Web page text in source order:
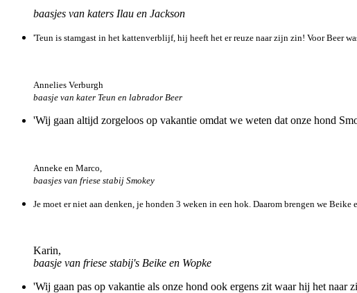
baasjes van katers Ilau en Jackson
'Teun is stamgast in het kattenverblijf, hij heeft het er reuze naar zijn zin! Voor Beer
Annelies Verburgh
baasje van kater Teun en labrador Beer
'Wij gaan altijd zorgeloos op vakantie omdat we weten dat onze hond
Anneke en Marco,
baasjes van friese stabij Smokey
Je moet er niet aan denken, je honden 3 weken in een hok. Daarom brengen we
Karin,
baasje van friese stabij's Beike en Wopke
'Wij gaan pas op vakantie als onze hond ook ergens zit waar hij het